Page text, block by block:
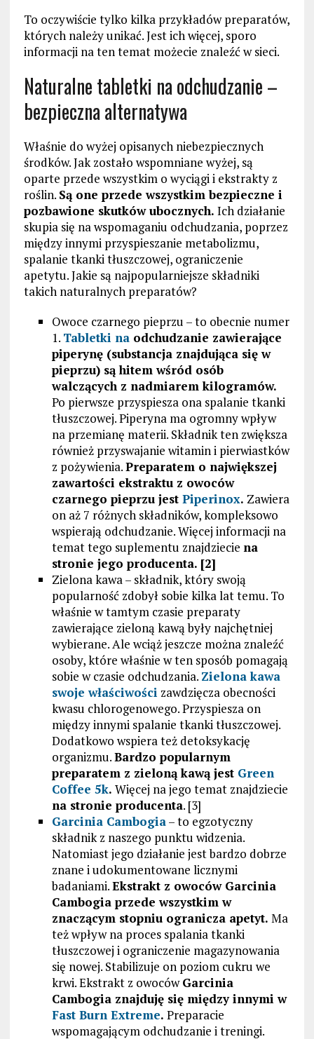
To oczywiście tylko kilka przykładów preparatów,
których należy unikać. Jest ich więcej, sporo
informacji na ten temat możecie znaleźć w sieci.
Naturalne tabletki na odchudzanie –
bezpieczna alternatywa
Właśnie do wyżej opisanych niebezpiecznych
środków. Jak zostało wspomniane wyżej, są
oparte przede wszystkim o wyciągi i ekstrakty z
roślin. Są one przede wszystkim bezpieczne i
pozbawione skutków ubocznych. Ich działanie
skupia się na wspomaganiu odchudzania, poprzez
między innymi przyspieszanie metabolizmu,
spalanie tkanki tłuszczowej, ograniczenie
apetytu. Jakie są najpopularniejsze składniki
takich naturalnych preparatów?
Owoce czarnego pieprzu – to obecnie numer
1. Tabletki naodchudzanie zawierające
piperynę (substancja znajdująca się w
pieprzu) są hitem wśród osób
walczących z nadmiarem kilogramów.
Po pierwsze przyspiesza ona spalanie tkanki
tłuszczowej. Piperyna ma ogromny wpływ
na przemianę materii. Składnik ten zwiększa
również przyswajanie witamin i pierwiastków
z pożywienia.Preparatem o największej
zawartości ekstraktu z owoców
czarnego pieprzu jest Piperinox. Zawiera
on aż 7 różnych składników, kompleksowo
wspierają odchudzanie. Więcej informacji na
temat tego suplementu znajdziecie na
stronie jego producenta. [2]
Zielona kawa – składnik, który swoją
popularność zdobył sobie kilka lat temu. To
właśnie w tamtym czasie preparaty
zawierające zieloną kawą były najchętniej
wybierane. Ale wciąż jeszcze można znaleźć
osoby, które właśnie w ten sposób pomagają
sobie w czasie odchudzania. Zielona kawa
swoje właściwości zawdzięcza obecności
kwasu chlorogenowego. Przyspiesza on
między innymi spalanie tkanki tłuszczowej.
Dodatkowo wspiera też detoksykację
organizmu.Bardzo popularnym
preparatem z zieloną kawą jest Green
Coffee 5k. Więcej na jego temat znajdziecie
na stronie producenta. [3]
Garcinia Cambogia– to egzotyczny
składnik z naszego punktu widzenia.
Natomiast jego działanie jest bardzo dobrze
znane i udokumentowane licznymi
badaniami.Ekstrakt z owoców Garcinia
Cambogia przede wszystkim w
znaczącym stopniu ogranicza apetyt. Ma
też wpływ na proces spalania tkanki
tłuszczowej i ograniczenie magazynowania
się nowej. Stabilizuje on poziom cukru we
krwi. Ekstrakt z owocówGarcinia
Cambogia znajduję się między innymi w
Fast Burn Extreme. Preparacie
wspomagającym odchudzanie i treningi.